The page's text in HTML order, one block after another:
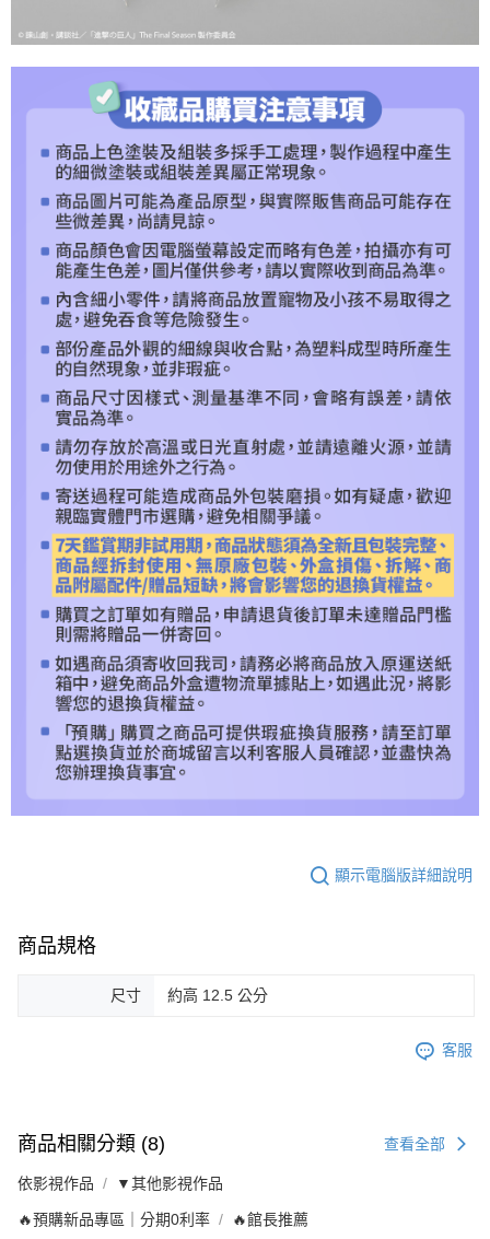
顯示電腦版詳細說明
商品規格
尺寸 約高 12.5 公分
客服
商品相關分類 (8) 查看全部
依影視作品 ▼其他影視作品
🔥預購新品專區｜分期0利率 🔥館長推薦